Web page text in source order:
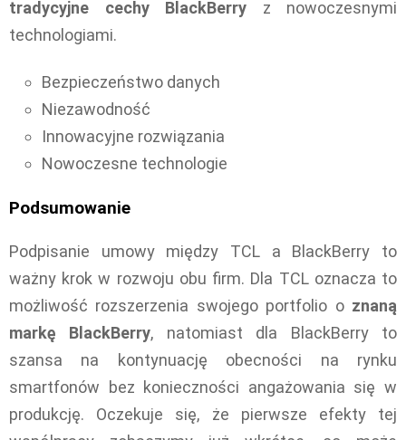
tradycyjne cechy BlackBerry z nowoczesnymi
technologiami.
Bezpieczeństwo danych
Niezawodność
Innowacyjne rozwiązania
Nowoczesne technologie
Podsumowanie
Podpisanie umowy między TCL a BlackBerry to
ważny krok w rozwoju obu firm. Dla TCL oznacza to
możliwość rozszerzenia swojego portfolio o znaną
markę BlackBerry, natomiast dla BlackBerry to
szansa na kontynuację obecności na rynku
smartfonów bez konieczności angażowania się w
produkcję. Oczekuje się, że pierwsze efekty tej